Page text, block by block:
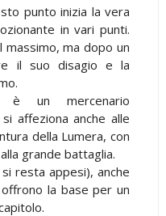
punto inizia la vera
in vari punti.
massimo, ma dopo un
il suo disagio e la
un mercenario
affeziona anche alle
della Lumera, con
grande battaglia.
resta appesi), anche
la base per un